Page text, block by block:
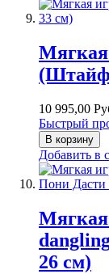
Мягкая
(Штайф
10 995,00
Быстрый
В корзину
Добавить в
26 см)